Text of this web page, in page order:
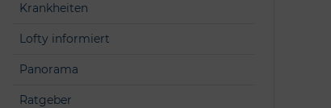
Krankheiten
Lofty informiert
Panorama
Ratgeber